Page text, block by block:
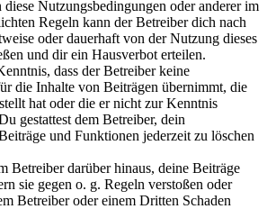
diese Nutzungsbedingungen oder anderer im
Regeln kann der Betreiber dich nach
oder dauerhaft von der Nutzung dieses
und dir ein Hausverbot erteilen.
dass der Betreiber keine
die Inhalte von Beiträgen übernimmt, die
hat oder die er nicht zur Kenntnis
gestattest dem Betreiber, dein
und Funktionen jederzeit zu löschen
Betreiber darüber hinaus, deine Beiträge
sie gegen o. g. Regeln verstoßen oder
Betreiber oder einem Dritten Schaden